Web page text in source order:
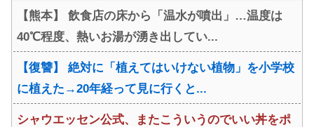
【熊本】 飲食店の床から「温水が噴出」…温度は
40℃程度、熱いお湯が湧き出してい...
【復讐】 絶対に「植えてはいけない植物」を小学校
に植えた→20年経って見に行くと...
シャウエッセン公式、またこういうのでいい丼をポ